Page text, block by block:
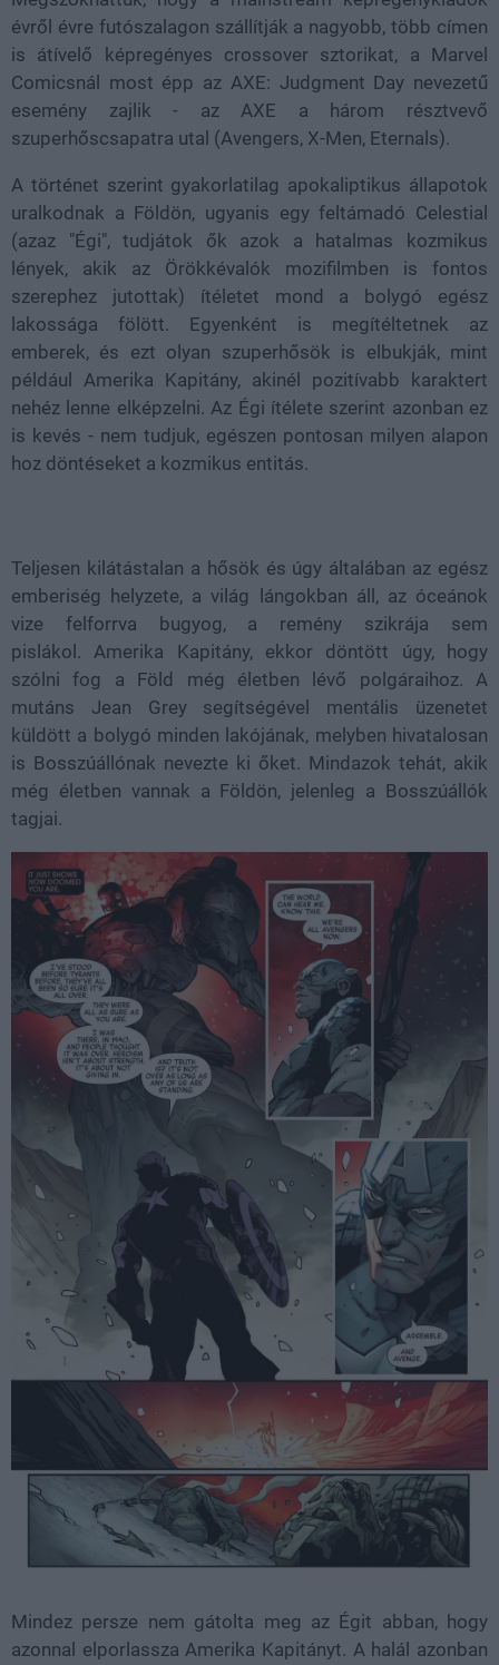
évről évre futószalagon szállítják a nagyobb, több címen
is átívelő képregényes crossover sztorikat, a Marvel
Comicsnál most épp az AXE: Judgment Day nevezetű
esemény zajlik - az AXE a három résztvevő
szuperhőscsapatra utal (Avengers, X-Men, Eternals).
A történet szerint gyakorlatilag apokaliptikus állapotok
uralkodnak a Földön, ugyanis egy feltámadó Celestial
(azaz "Égi", tudjátok ők azok a hatalmas kozmikus
lények, akik az Örökkévalók mozifilmben is fontos
szerephez jutottak) ítéletet mond a bolygó egész
lakossága fölött. Egyenként is megítéltetnek az
emberek, és ezt olyan szuperhősök is elbukják, mint
például Amerika Kapitány, akinél pozitívabb karaktert
nehéz lenne elképzelni. Az Égi ítélete szerint azonban ez
is kevés - nem tudjuk, egészen pontosan milyen alapon
hoz döntéseket a kozmikus entitás.
Teljesen kilátástalan a hősök és úgy általában az egész
emberiség helyzete, a világ lángokban áll, az óceánok
vize felforrva bugyog, a remény szikrája sem
pislákol. Amerika Kapitány, ekkor döntött úgy, hogy
szólni fog a Föld még életben lévő polgáraihoz. A
mutáns Jean Grey segítségével mentális üzenetet
küldött a bolygó minden lakójának, melyben hivatalosan
is Bosszúállónak nevezte ki őket. Mindazok tehát, akik
még életben vannak a Földön, jelenleg a Bosszúállók
tagjai.
Mindez persze nem gátolta meg az Égit abban, hogy
azonnal elporlassza Amerika Kapitányt. A halál azonban